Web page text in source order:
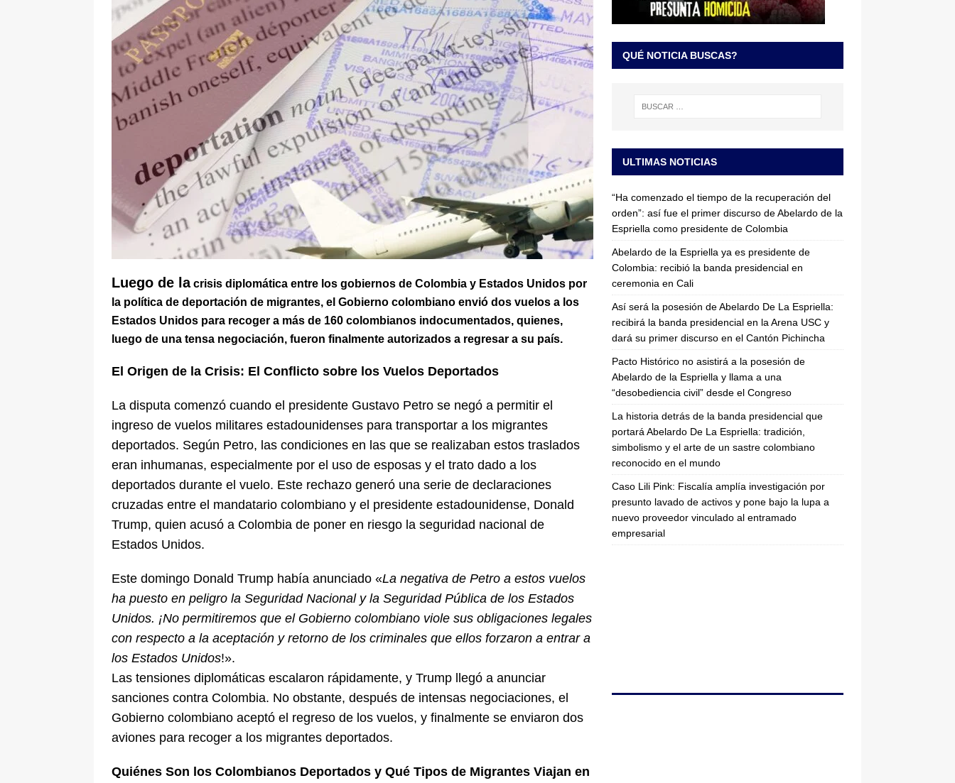
[ 6 de agosto de 2026 ] La historia detrás de la banda presidencial que portará Abelardo De La
Espriella: tradición, simbolismo y el arte de un sastre colombiano reconocido en el mundo LO
ÚLTIMO
Luego de lacrisis diplomática entre los gobiernos de Colombia y Estados Unidos por
la política de deportación de migrantes, el Gobierno colombiano envió dos vuelos a los
Estados Unidos para recoger a más de 160 colombianos indocumentados, quienes,
luego de una tensa negociación, fueron finalmente autorizados a regresar a su país.
El Origen de la Crisis: El Conflicto sobre los Vuelos Deportados
La disputa comenzó cuando el presidente Gustavo Petro se negó a permitir el
ingreso de vuelos militares estadounidenses para transportar a los migrantes
deportados. Según Petro, las condiciones en las que se realizaban estos traslados
eran inhumanas, especialmente por el uso de esposas y el trato dado a los
deportados durante el vuelo. Este rechazo generó una serie de declaraciones
cruzadas entre el mandatario colombiano y el presidente estadounidense, Donald
Trump, quien acusó a Colombia de poner en riesgo la seguridad nacional de
Estados Unidos.
Este domingo Donald Trump había anunciado «La negativa de Petro a estos vuelos
ha puesto en peligro la Seguridad Nacional y la Seguridad Pública de los Estados
Unidos. ¡No permitiremos que el Gobierno colombiano viole sus obligaciones legales
con respecto a la aceptación y retorno de los criminales que ellos forzaron a entrar a
los Estados Unidos!».
Las tensiones diplomáticas escalaron rápidamente, y Trump llegó a anunciar
sanciones contra Colombia. No obstante, después de intensas negociaciones, el
Gobierno colombiano aceptó el regreso de los vuelos, y finalmente se enviaron dos
aviones para recoger a los migrantes deportados.
Quiénes Son los Colombianos Deportados y Qué Tipos de Migrantes Viajan en
QUÉ NOTICIA BUSCAS?
ULTIMAS NOTICIAS
“Ha comenzado el tiempo de la recuperación del
orden”: así fue el primer discurso de Abelardo de la
Espriella como presidente de Colombia
Abelardo de la Espriella ya es presidente de
Colombia: recibió la banda presidencial en
ceremonia en Cali
Así será la posesión de Abelardo De La Espriella:
recibirá la banda presidencial en la Arena USC y
dará su primer discurso en el Cantón Pichincha
Pacto Histórico no asistirá a la posesión de
Abelardo de la Espriella y llama a una
“desobediencia civil” desde el Congreso
La historia detrás de la banda presidencial que
portará Abelardo De La Espriella: tradición,
simbolismo y el arte de un sastre colombiano
reconocido en el mundo
Caso Lili Pink: Fiscalía amplía investigación por
presunto lavado de activos y pone bajo la lupa a
nuevo proveedor vinculado al entramado
empresarial